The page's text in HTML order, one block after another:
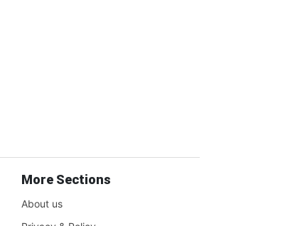
More Sections
About us